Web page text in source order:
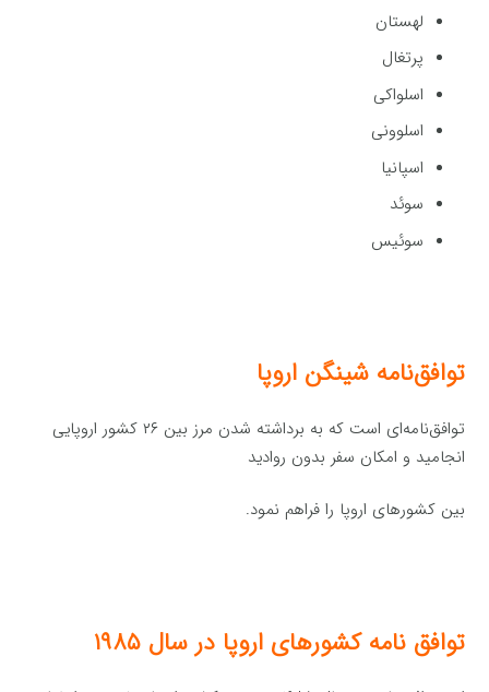
لهستان
پرتغال
اسلواکی
اسلوونی
اسپانیا
سوئد
سوئیس
توافق‌نامه شینگن اروپا
توافق‌نامه‌ای است که به برداشته شدن مرز بین ۲۶ کشور اروپایی
انجامید و امکان سفر بدون روادید
بین کشورهای اروپا را فراهم نمود.
توافق‌ نامه کشورهای اروپا در سال ۱۹۸۵